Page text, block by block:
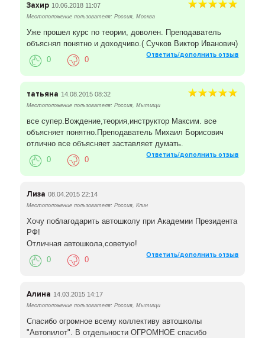
Захир 10.06.2018 11:07
Местоположение пользователя: Россия, Москва
Уже прошел курс по теории, доволен. Преподаватель
объяснял понятно и доходчиво.( Сучков Виктор Иванович)
Ответить/дополнить отзыв
0 0
татьяна 14.08.2015 08:32
Местоположение пользователя: Россия, Мытищи
все супер.Вождение,теория,инструктор Максим. все
объясняет понятно.Преподаватель Михаил Борисович
отлично все объясняет заставляет думать.
Ответить/дополнить отзыв
0 0
Лиза 08.04.2015 22:14
Местоположение пользователя: Россия, Клин
Хочу поблагодарить автошколу при Академии Президента
РФ!
Отличная автошкола,советую!
Ответить/дополнить отзыв
0 0
Алина 14.03.2015 14:17
Местоположение пользователя: Россия, Мытищи
Спасибо огромное всему коллективу автошколы
"Автопилот". В отдельности ОГРОМНОЕ спасибо